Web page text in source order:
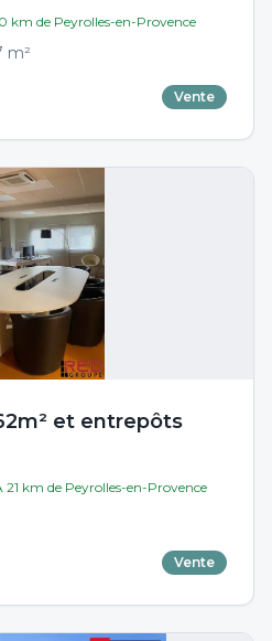
km de Peyrolles-en-Provence
m²
Vente
et entrepôts
21 km de Peyrolles-en-Provence
Vente